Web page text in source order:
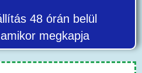
48 órán belül
megkapja